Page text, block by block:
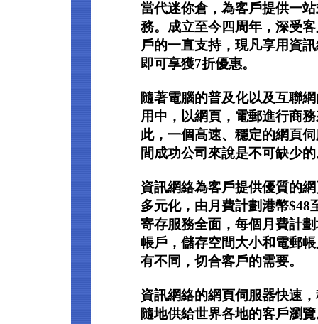
當代迷你倉，為客戶提供一
務。成立至今四周年，深受
戶的一直支持，現凡享用資
即可享獲7折優惠。
隨著電腦的普及化以及互聯
用中，以網頁，電郵進行商
此，一個高速、穩定的網頁
間成功公司來說是不可缺少
資訊網絡為客戶提供優質的
多元化，由月費計劃港幣$48
寄存服務全面，每個月費計
帳戶，儲存空間大小和電郵
有不同，切合客戶的需要。
資訊網絡的網頁伺服器快速
隨地供給世界各地的客戶瀏